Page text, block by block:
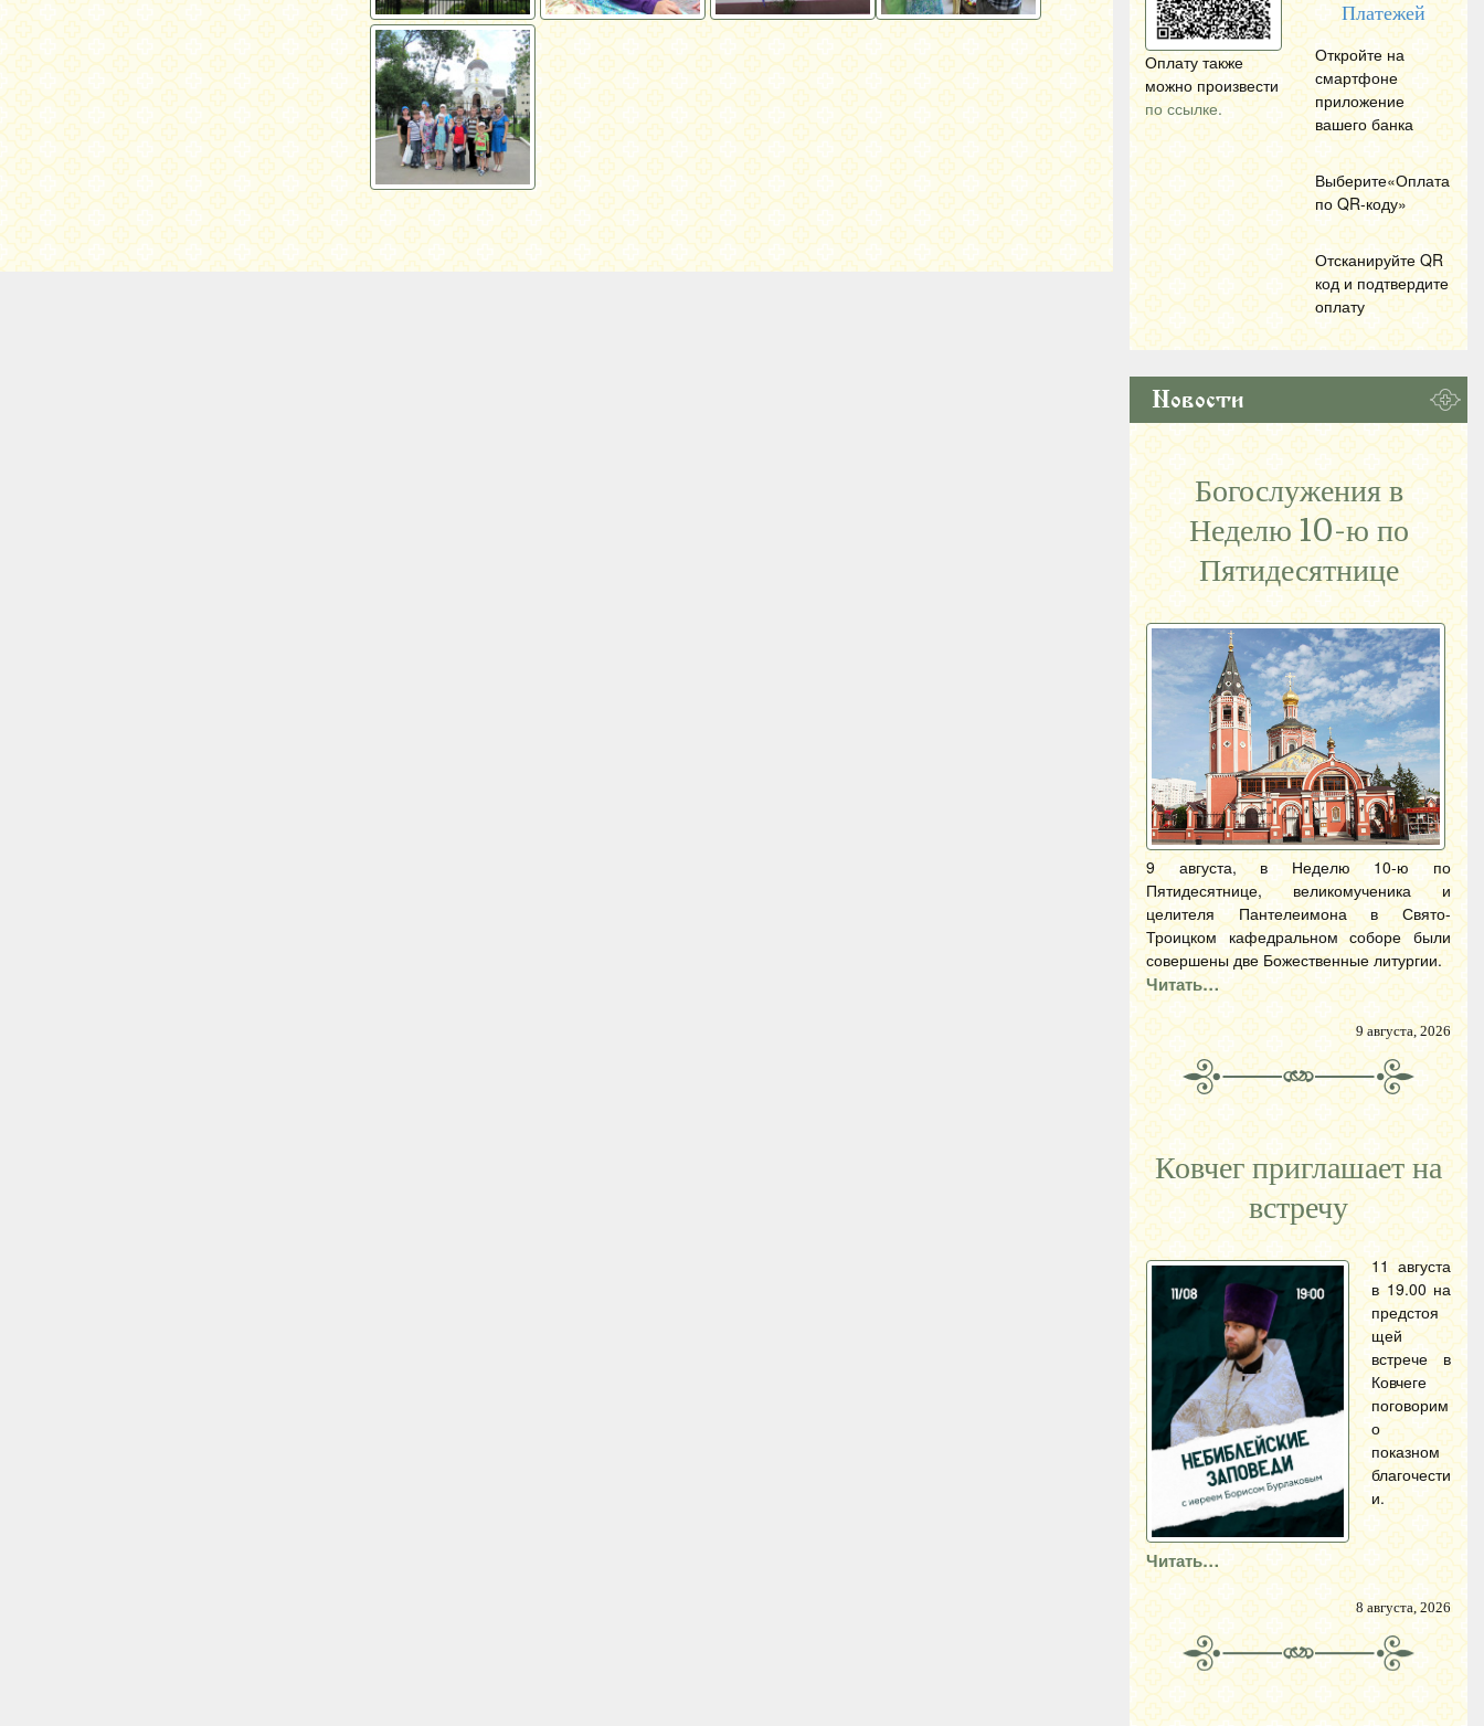
Оплату также
можно произвести
по ссылке.
Платежей
Откройте на
смартфоне
приложение
вашего банка
Выберите«Оплата
по QR-коду»
Отсканируйте QR
код и подтвердите
оплату
Новости
Богослужения в
Неделю 10-ю по
Пятидесятнице
9 августа, в Неделю 10-ю по
Пятидесятнице, великомученика и
целителя Пантелеимона в Свято-
Троицком кафедральном соборе были
совершены две Божественные литургии.
Читать…
9 августа, 2026
Ковчег приглашает на
встречу
11 августа
в 19.00 на
предстоя
щей
встрече в
Ковчеге
поговорим
о
показном
благочести
и.
Читать…
8 августа, 2026